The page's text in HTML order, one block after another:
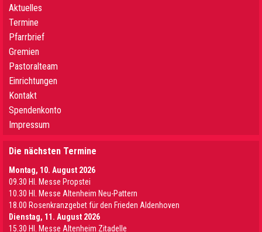
Aktuelles
Termine
Pfarrbrief
Gremien
Pastoralteam
Einrichtungen
Kontakt
Spendenkonto
Impressum
Die nächsten Termine
Montag, 10. August 2026
09.30 Hl. Messe Propstei
10.30 Hl. Messe Altenheim Neu-Pattern
18.00 Rosenkranzgebet für den Frieden Aldenhoven
Dienstag, 11. August 2026
15.30 Hl. Messe Altenheim Zitadelle